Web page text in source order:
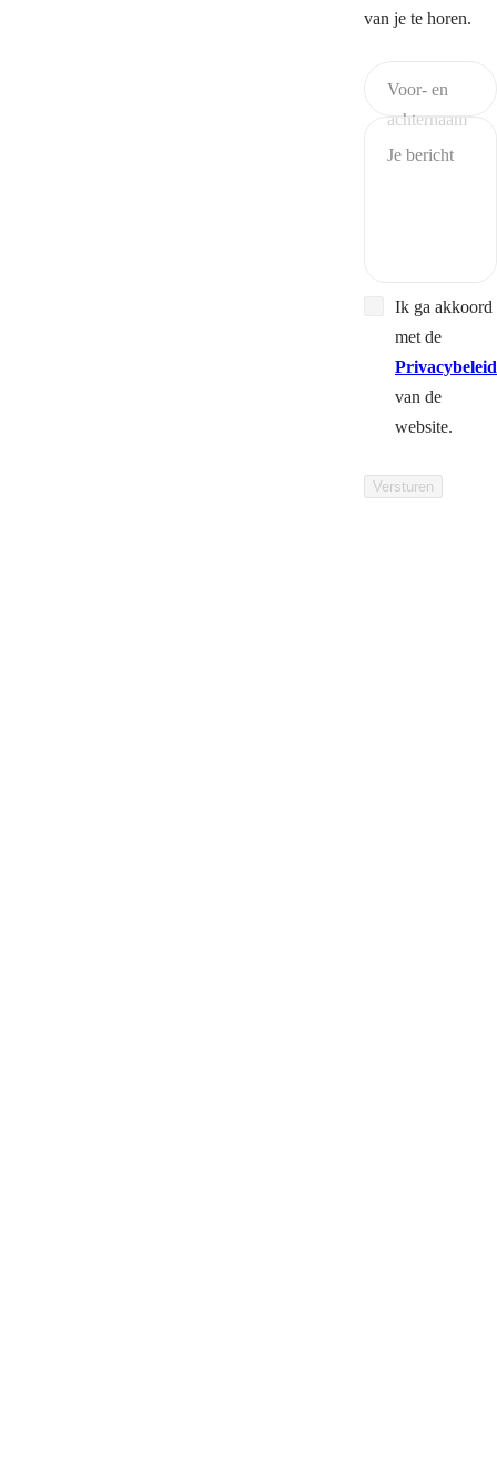
van je te horen.
Voor- en
achternaam
Je bericht
Ik ga akkoord
met de
Privacybeleid
van de
website.
Versturen